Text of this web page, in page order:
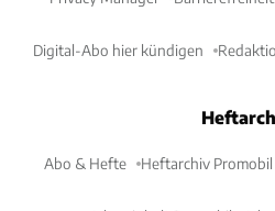
Digital-Abo hier kündigen
Abo & Hefte Heftarchiv Promobil